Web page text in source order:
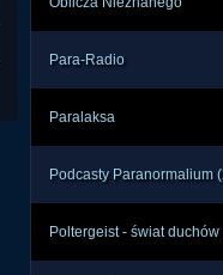
Para-Radio
Paralaksa
Podcasty Paranormalium
Poltergeist - świat duchów